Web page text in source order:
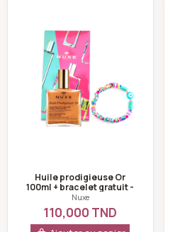
Huile prodigieuse Or
100ml + bracelet gratuit -
Nuxe
Nuxe
110,000 TND